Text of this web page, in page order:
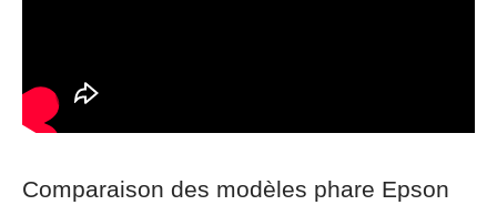
Comparaison des modèles phare Epson